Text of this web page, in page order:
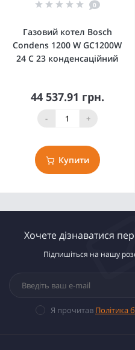
0
Газовий котел Bosch
Condens 1200 W GC1200W
24 C 23 конденсаційний
44 537.91 грн.
- +
Купити
Хочете дізнаватися
Підпишіться на нашу
Я прочитав Політика